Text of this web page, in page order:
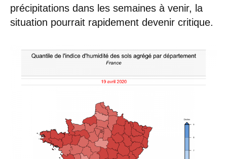
précipitations dans les semaines à venir, la
situation pourrait rapidement devenir critique.